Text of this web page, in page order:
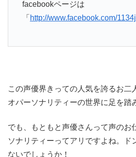
facebookページは
「 http://www.facebook.com/
この声優界きっての人気を誇るお二
オパーソナリティーの世界に足を踏
でも、もともと声優さんって声のお
ソナリティーってアリですよね。ド
ないでしょうか！